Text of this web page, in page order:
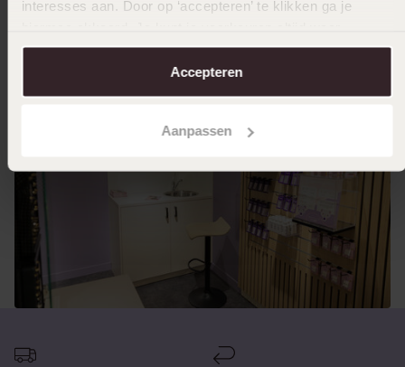
interesses aan. Door op ‘accepteren’ te klikken ga je
aanpassen. Lees er meer over in onscookiebeleid.
Accepteren
Aanpassen
bezoekLucardi juwelier Vlaardingen.